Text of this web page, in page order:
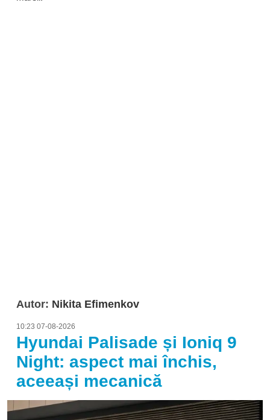
Autor: Nikita Efimenkov
10:23 07-08-2026
Hyundai Palisade și Ioniq 9
Night: aspect mai închis,
aceeași mecanică